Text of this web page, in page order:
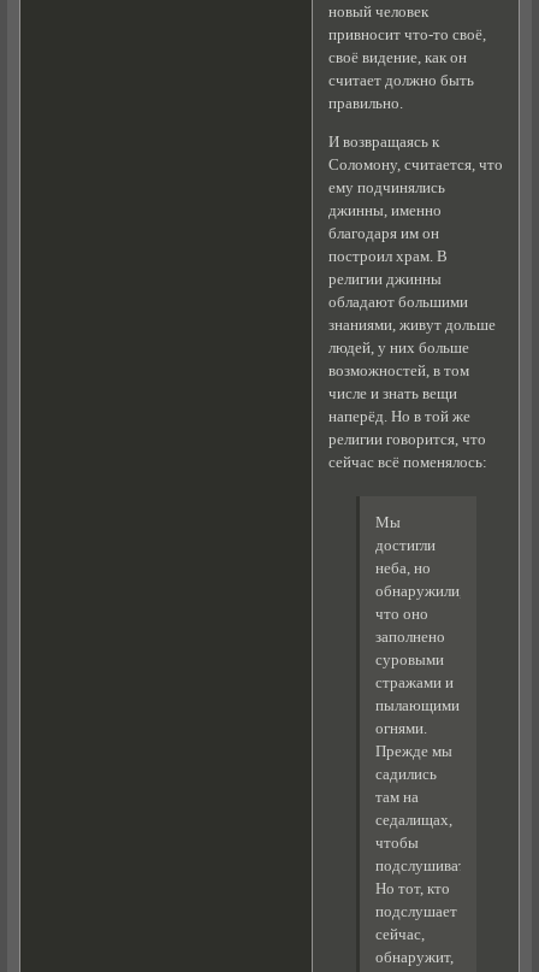
новый человек
привносит что-то своё,
своё видение, как он
считает должно быть
правильно.
И возвращаясь к
Соломону, считается, что
ему подчинялись
джинны, именно
благодаря им он
построил храм. В
религии джинны
обладают большими
знаниями, живут дольше
людей, у них больше
возможностей, в том
числе и знать вещи
наперёд. Но в той же
религии говорится, что
сейчас всё поменялось:
Мы
достигли
неба, но
обнаружили,
что оно
заполнено
суровыми
стражами и
пылающими
огнями.
Прежде мы
садились
там на
седалищах,
чтобы
подслушивать.
Но тот, кто
подслушает
сейчас,
обнаружит,